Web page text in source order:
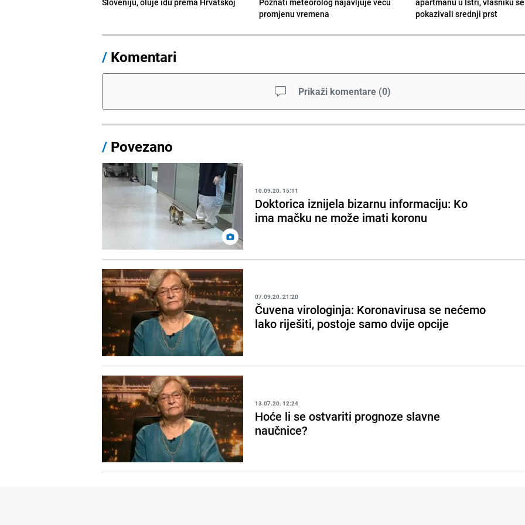
promjenu vremena
pokazivali srednji prst
/ Komentari
Prikaži komentare (0)
/ Povezano
10.09.20. 15:11
Doktorica iznijela bizarnu informaciju: Ko
ima mačku ne može imati koronu
07.09.20. 21:20
Čuvena virologinja: Koronavirusa se nećemo
lako riješiti, postoje samo dvije opcije
13.07.20. 12:24
Hoće li se ostvariti prognoze slavne
naučnice?